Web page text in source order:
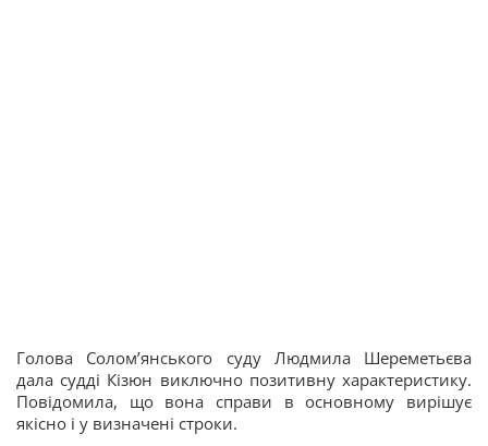
Голова Солом’янського суду Людмила Шереметьєва
дала судді Кізюн виключно позитивну характеристику.
Повідомила, що вона справи в основному вирішує
якісно і у визначені строки.